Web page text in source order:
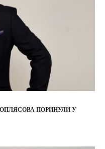
ПОРИНУЛИ У